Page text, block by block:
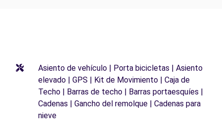
Asiento de vehículo | Porta bicicletas | Asiento
elevado | GPS | Kit de Movimiento | Caja de
Techo | Barras de techo | Barras portaesquíes |
Cadenas | Gancho del remolque | Cadenas para
nieve